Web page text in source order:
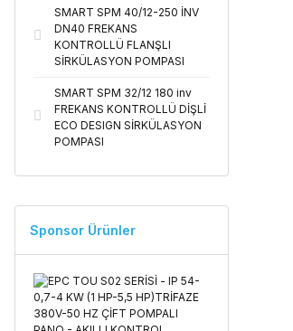
SMART SPM 40/12-250 İNV
DN40 FREKANS
KONTROLLÜ FLANŞLI
SİRKÜLASYON POMPASI
SMART SPM 32/12 180 inv
FREKANS KONTROLLÜ DİŞLİ
ECO DESIGN SİRKÜLASYON
POMPASI
Sponsor Ürünler